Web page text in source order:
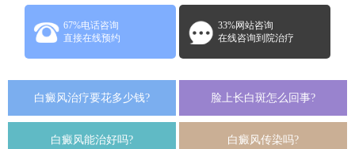
67%电话咨询
直接在线预约
33%网站咨询
在线咨询到院治疗
白癜风治疗要花多少钱? 脸上长白斑怎么回事?
白癜风能治好吗? 白癜风传染吗?